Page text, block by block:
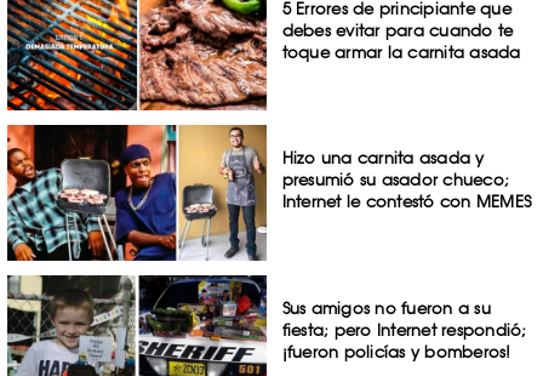
5 Errores de principiante que
debes evitar para cuando te
toque armar la carnita asada
Hizo una carnita asada y
presumió su asador chueco;
Internet le contestó con MEMES
Sus amigos no fueron a su
fiesta; pero Internet respondió;
¡fueron policías y bomberos!